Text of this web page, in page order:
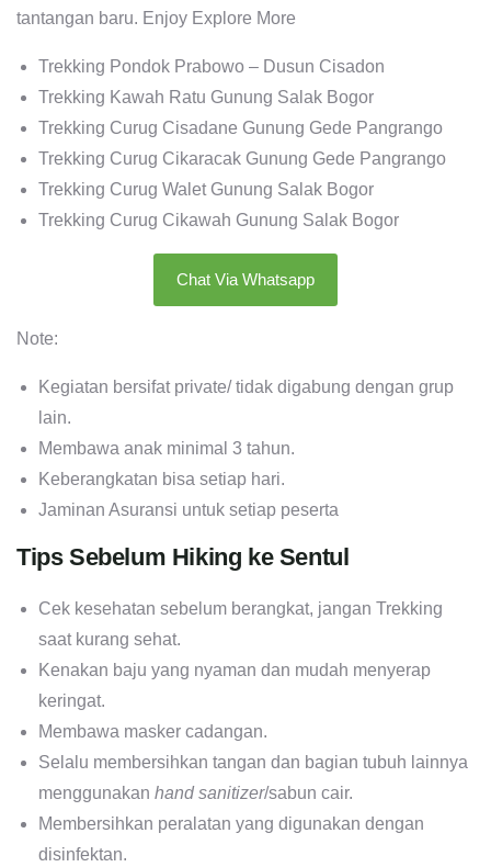
tantangan baru. Enjoy Explore More
Trekking Pondok Prabowo – Dusun Cisadon
Trekking Kawah Ratu Gunung Salak Bogor
Trekking Curug Cisadane Gunung Gede Pangrango
Trekking Curug Cikaracak Gunung Gede Pangrango
Trekking Curug Walet Gunung Salak Bogor
Trekking Curug Cikawah Gunung Salak Bogor
Chat Via Whatsapp
Note:
Kegiatan bersifat private/ tidak digabung dengan grup
lain.
Membawa anak minimal 3 tahun.
Keberangkatan bisa setiap hari.
Jaminan Asuransi untuk setiap peserta
Tips Sebelum Hiking ke Sentul
Cek kesehatan sebelum berangkat, jangan Trekking
saat kurang sehat.
Kenakan baju yang nyaman dan mudah menyerap
keringat.
Membawa masker cadangan.
Selalu membersihkan tangan dan bagian tubuh lainnya
menggunakan hand sanitizer/sabun cair.
Membersihkan peralatan yang digunakan dengan
disinfektan.